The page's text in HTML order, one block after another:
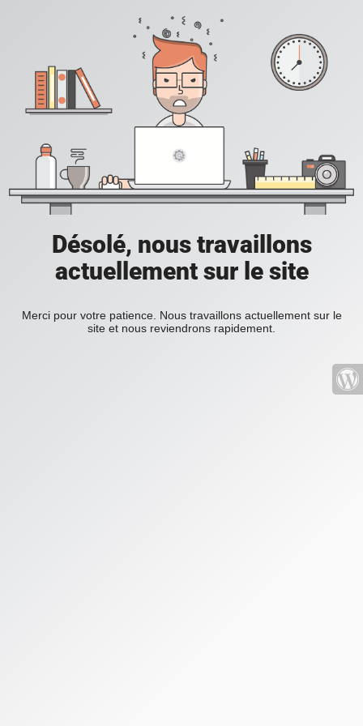
Désolé, nous travaillons
actuellement sur le site
Merci pour votre patience. Nous travaillons actuellement sur le
site et nous reviendrons rapidement.